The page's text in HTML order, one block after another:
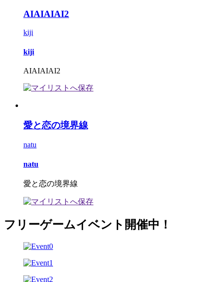
AIAIAIAI2
kiji
kiji
AIAIAIAI2
愛と恋の境界線
natu
natu
愛と恋の境界線
フリーゲームイベント開催中！